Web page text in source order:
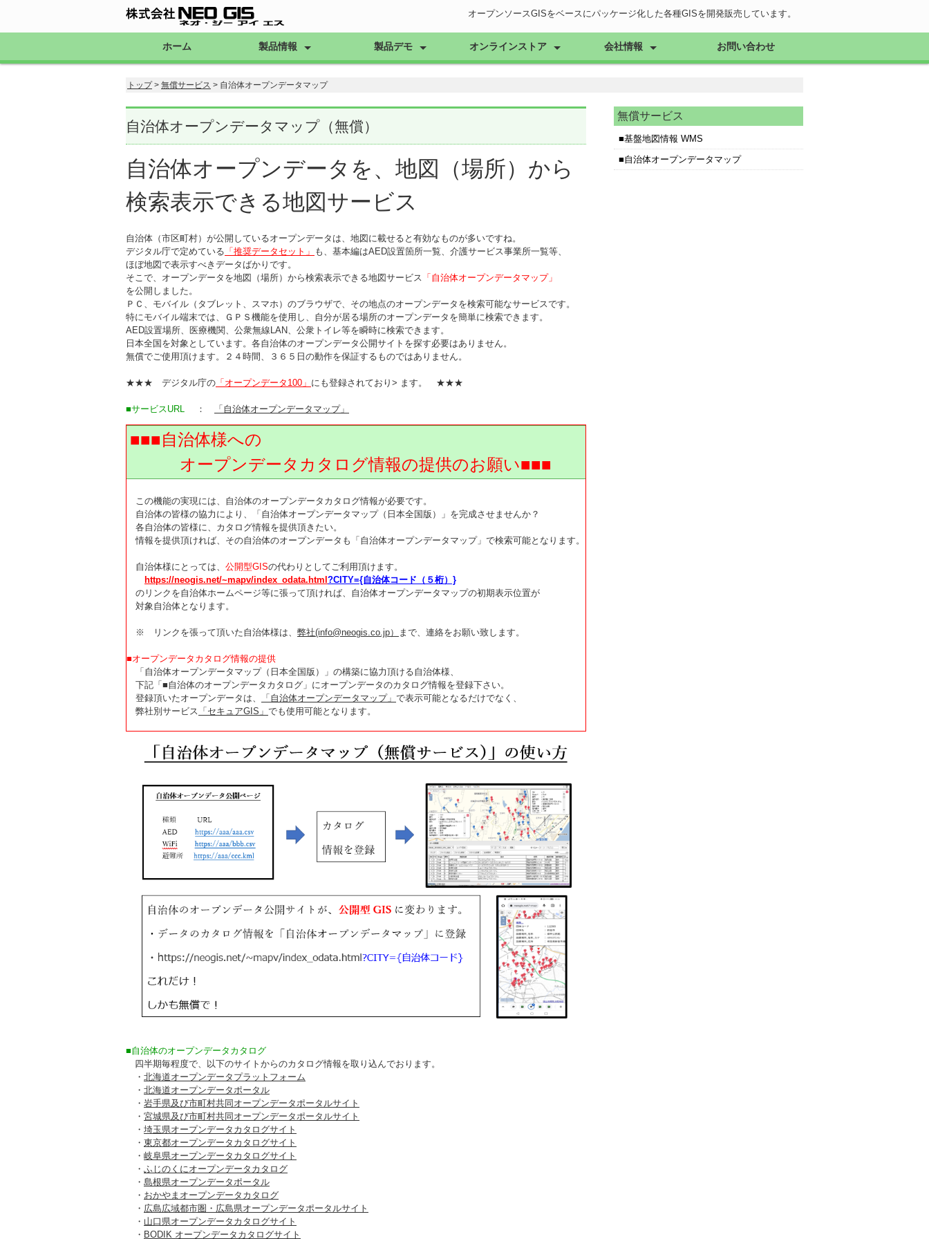
オープンソースGISをベースにパッケージ化した各種GISを開発販売しています。
ホーム 製品情報 製品デモ オンラインストア 会社情報 お問い合わせ
トップ> 無償サービス > 自治体オープンデータマップ
自治体オープンデータマップ（無償）
自治体オープンデータを、地図（場所）から
検索表示できる地図サービス
自治体（市区町村）が公開しているオープンデータは、地図に載せると有効なものが多いですね。
デジタル庁で定めている 「推奨データセット」 も、基本編はAED設置箇所一覧、介護サービス事業所一覧等、
ほぼ地図で表示すべきデータばかりです。
そこで、オープンデータを地図（場所）から検索表示できる地図サービス 「自治体オープンデータマップ」
を公開しました。
ＰＣ、モバイル（タブレット、スマホ）のブラウザで、その地点のオープンデータを検索可能なサービスです。
特にモバイル端末では、ＧＰＳ機能を使用し、自分が居る場所のオープンデータを簡単に検索できます。
AED設置場所、医療機関、公衆無線LAN、公衆トイレ等を瞬時に検索できます。
日本全国を対象としています。各自治体のオープンデータ公開サイトを探す必要はありません。
無償でご使用頂けます。２４時間、３６５日の動作を保証するものではありません。
★★★ デジタル庁の 「オープンデータ100」 にも登録されており> ます。 ★★★
■サービスURL ： 「自治体オープンデータマップ」
■■■自治体様への
オープンデータカタログ情報の提供のお願い■■■
この機能の実現には、自治体のオープンデータカタログ情報が必要です。
自治体の皆様の協力により、「自治体オープンデータマップ（日本全国版）」を完成させませんか？
各自治体の皆様に、カタログ情報を提供頂きたい。
情報を提供頂ければ、その自治体のオープンデータも「自治体オープンデータマップ」で検索可能となります。
自治体様にとっては、 公開型GISの代わりとしてご利用頂けます。
https://neogis.net/~mapv/index_odata.html ?CITY={自治体コード（５桁）}
のリンクを自治体ホームページ等に張って頂ければ、自治体オープンデータマップの初期表示位置が
対象自治体となります。
※ リンクを張って頂いた自治体様は、 弊社(info@neogis.co.jp） まで、連絡をお願い致します。
■オープンデータカタログ情報の提供
「自治体オープンデータマップ（日本全国版）」の構築に協力頂ける自治体様、
下記「■自治体のオープンデータカタログ」にオープンデータのカタログ情報を登録下さい。
登録頂いたオープンデータは、
「自治体オープンデータマップ」 で表示可能となるだけでなく、
弊社別サービス 「セキュアGIS」 でも使用可能となります。
■自治体のオープンデータカタログ
四半期毎程度で、以下のサイトからのカタログ情報を取り込んでおります。
・ 北海道オープンデータプラットフォーム
・ 北海道オープンデータポータル
・ 岩手県及び市町村共同オープンデータポータルサイト
・ 宮城県及び市町村共同オープンデータポータルサイト
・ 埼玉県オープンデータカタログサイト
・ 東京都オープンデータカタログサイト
・ 岐阜県オープンデータカタログサイト
・ ふじのくにオープンデータカタログ
・ 島根県オープンデータポータル
・ おかやまオープンデータカタログ
・ 広島広域都市圏・広島県オープンデータポータルサイト
・ 山口県オープンデータカタログサイト
・ BODIK オープンデータカタログサイト
無償サービス
基盤地図情報 WMS
自治体オープンデータマップ